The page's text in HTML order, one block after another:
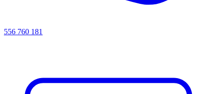
556 760 181